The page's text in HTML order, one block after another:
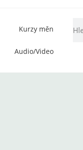
Kurzy měn
Audio/Video